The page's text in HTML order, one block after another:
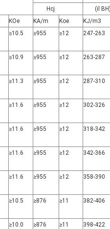
Hcj (il BH)
KOe KA/m Koe KJ/m3
≥10.5 ≥955 ≥12 247-263
≥10.9 ≥955 ≥12 263-287
≥11.3 ≥955 ≥12 287-310
≥11.6 ≥955 ≥12 302-326
≥11.6 ≥955 ≥12 318-342
≥11.6 ≥955 ≥12 342-366
≥11.6 ≥955 ≥12 358-390
≥10.5 ≥876 ≥11 382-406
≥10.0 ≥876 ≥11 398-422